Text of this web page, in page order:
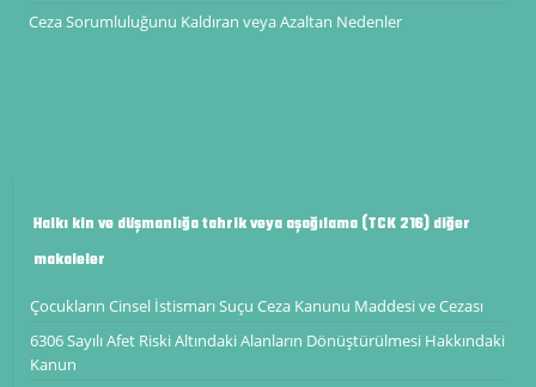
Ceza Sorumluluğunu Kaldıran veya Azaltan Nedenler
Halkı kin ve düşmanlığa tahrik veya aşağılama (TCK 216) diğer
makaleler
Çocukların Cinsel İstismarı Suçu Ceza Kanunu Maddesi ve Cezası
6306 Sayılı Afet Riski Altındaki Alanların Dönüştürülmesi Hakkındaki
Kanun